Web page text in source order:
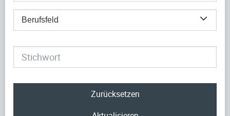
Berufsfeld
Zurücksetzen